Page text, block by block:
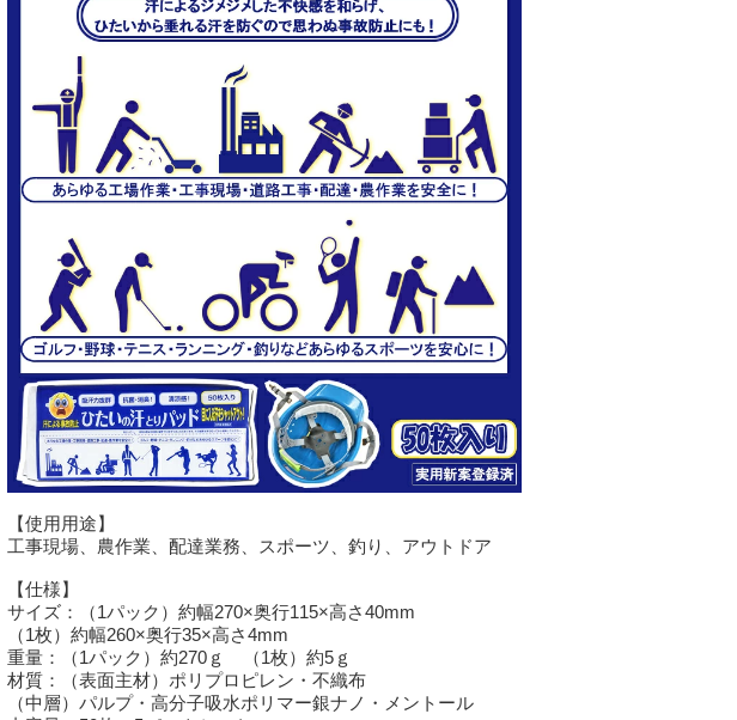
【使用用途】
工事現場、農作業、配達業務、スポーツ、釣り、アウトドア
【仕様】
サイズ：（1パック）約幅270×奥行115×高さ40mm
（1枚）約幅260×奥行35×高さ4mm
重量：（1パック）約270ｇ （1枚）約5ｇ
材質：（表面主材）ポリプロピレン・不織布
（中層）パルプ・高分子吸水ポリマー銀ナノ・メントール